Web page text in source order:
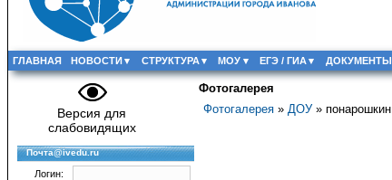
ГЛАВНАЯ НОВОСТИ СТРУКТУРА МОУ ЕГЭ / ГИА ДОКУМЕНТЫ
Версия для
слабовидящих
Почта@ivedu.ru
Логин:
Фотогалерея
Фотогалерея » ДОУ» понарошкин